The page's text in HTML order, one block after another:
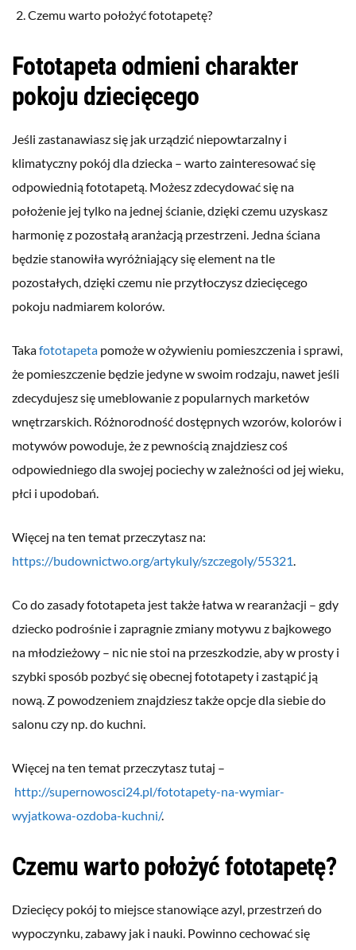
Czemu warto położyć fototapetę?
Fototapeta odmieni charakter
pokoju dziecięcego
Jeśli zastanawiasz się jak urządzić niepowtarzalny i
klimatyczny pokój dla dziecka – warto zainteresować się
odpowiednią fototapetą. Możesz zdecydować się na
położenie jej tylko na jednej ścianie, dzięki czemu uzyskasz
harmonię z pozostałą aranżacją przestrzeni. Jedna ściana
będzie stanowiła wyróżniający się element na tle
pozostałych, dzięki czemu nie przytłoczysz dziecięcego
pokoju nadmiarem kolorów.
Takafototapeta pomoże w ożywieniu pomieszczenia i sprawi,
że pomieszczenie będzie jedyne w swoim rodzaju, nawet jeśli
zdecydujesz się umeblowanie z popularnych marketów
wnętrzarskich. Różnorodność dostępnych wzorów, kolorów i
motywów powoduje, że z pewnością znajdziesz coś
odpowiedniego dla swojej pociechy w zależności od jej wieku,
płci i upodobań.
Więcej na ten temat przeczytasz na:
https://budownictwo.org/artykuly/szczegoly/55321.
Co do zasady fototapeta jest także łatwa w rearanżacji – gdy
dziecko podrośnie i zapragnie zmiany motywu z bajkowego
na młodzieżowy – nic nie stoi na przeszkodzie, aby w prosty i
szybki sposób pozbyć się obecnej fototapety i zastąpić ją
nową. Z powodzeniem znajdziesz także opcje dla siebie do
salonu czy np. do kuchni.
Więcej na ten temat przeczytasz tutaj –
http://supernowosci24.pl/fototapety-na-wymiar-
wyjatkowa-ozdoba-kuchni/.
Czemu warto położyć fototapetę?
Dziecięcy pokój to miejsce stanowiące azyl, przestrzeń do
wypoczynku, zabawy jak i nauki. Powinno cechować się